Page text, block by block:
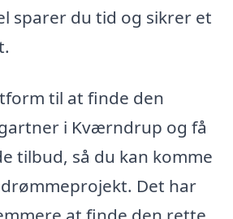
sparer du tid og sikrer et
til at finde den
i Kværndrup og få
tilbud, så du kan komme
Det har